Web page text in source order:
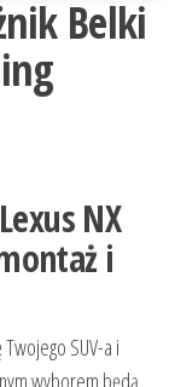
Belki
NX
i
SUV-a i
wyborem będą